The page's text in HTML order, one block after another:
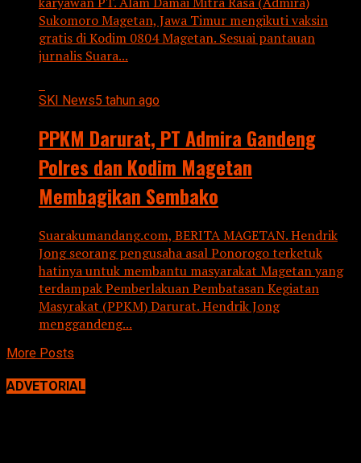
Sukomoro Magetan, Jawa Timur mengikuti vaksin
gratis di Kodim 0804 Magetan. Sesuai pantauan
jurnalis Suara...
SKI News5 tahun ago
PPKM Darurat, PT Admira Gandeng
Polres dan Kodim Magetan
Membagikan Sembako
Suarakumandang.com, BERITA MAGETAN. Hendrik
Jong seorang pengusaha asal Ponorogo terketuk
hatinya untuk membantu masyarakat Magetan yang
terdampak Pemberlakuan Pembatasan Kegiatan
Masyrakat (PPKM) Darurat. Hendrik Jong
menggandeng...
More Posts
ADVETORIAL